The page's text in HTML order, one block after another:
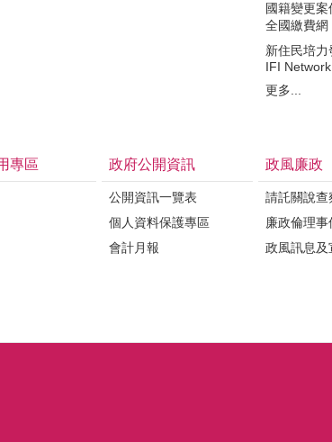
國籍變更
全國繳費網
新住民培力
IFI Network
更多...
專區 政府公開資訊
公開資訊一覽表
個人資料保護專區
會計月報
政風廉政
請託關說查
廉政倫理
政風訊息及